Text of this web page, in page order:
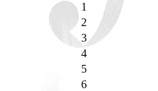
1
2
3
4
5
6